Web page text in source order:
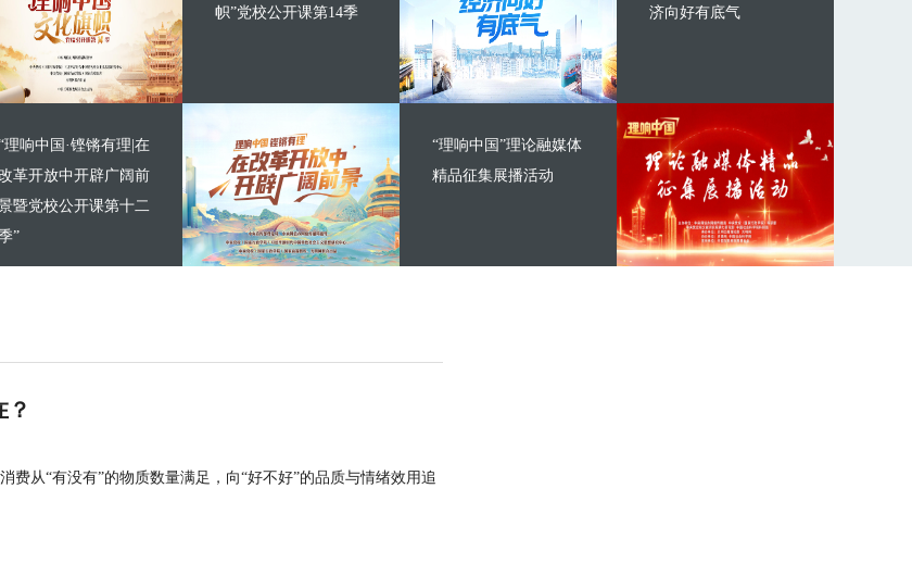
帜”党校公开课第14季
理响中国·铿锵有理|在
革开放中开辟广阔前
暨党校公开课第十二
”
济向好有底气
“理响中国”理论融媒体
精品征集展播活动
？
从“有没有”的物质数量满足，向“好不好”的品质与情绪效用追